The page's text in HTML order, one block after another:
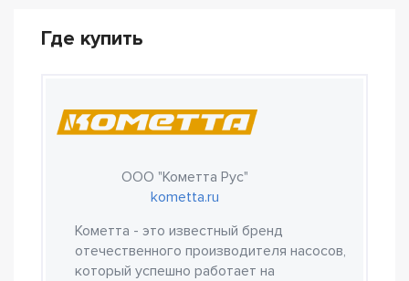
Где купить
ООО "Кометта Рус"
kometta.ru
Кометта - это известный бренд
отечественного производителя насосов,
который успешно работает на